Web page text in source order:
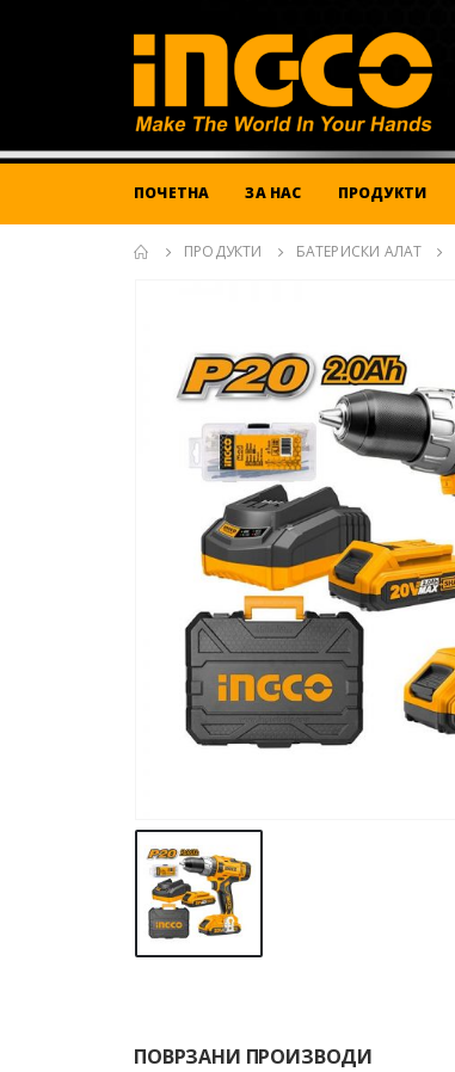
ПОЧЕТНА ЗА НАС ПРОДУКТИ
ПРОДУКТИ БАТЕРИСКИ АЛАТ
ПОВРЗАНИ ПРОИЗВОДИ